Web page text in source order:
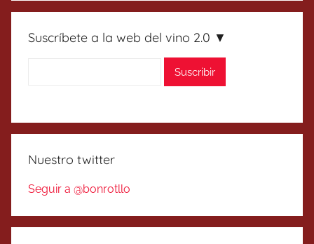
Suscríbete a la web del vino 2.0 ▼
Nuestro twitter
Seguir a @bonrotllo